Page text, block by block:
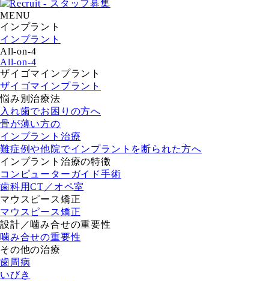
MENU
インプラント
インプラント
All-on-4
All-on-4
ザイゴマインプラント
ザイゴマインプラント
悩み別治療法
入れ歯でお困りの方へ
骨が薄い方の
インプラント治療
難症例や他院でインプラントを断られた方へ
インプラント治療の特徴
コンピューターガイド手術
歯科用CT／オペ室
マウスピース矯正
マウスピース矯正
設計／噛み合せの重要性
噛み合せの重要性
その他の治療
歯周病
いびき